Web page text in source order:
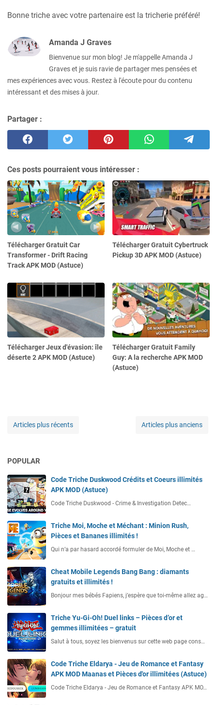
Bonne triche avec votre partenaire est la tricherie préféré!
Amanda J Graves
Bienvenue sur mon blog! Je m'appelle Amanda J
Graves et je suis ravie de partager mes pensées et
mes expériences avec vous. Restez à l'écoute pour du contenu
intéressant et des mises à jour.
Partager :
Ces posts pourraient vous intéresser :
Télécharger Gratuit Car
Transformer - Drift Racing
Track APK MOD (Astuce)
Télécharger Gratuit Cybertruck
Pickup 3D APK MOD (Astuce)
Télécharger Jeux d'évasion: île
déserte 2 APK MOD (Astuce)
Télécharger Gratuit Family
Guy: A la recherche APK MOD
(Astuce)
Articles plus récents Articles plus anciens
POPULAR
Code Triche Duskwood Crédits et Coeurs illimités
APK MOD (Astuce)
Code Triche Duskwood - Crime & Investigation Detec…
Triche Moi, Moche et Méchant : Minion Rush,
Pièces et Bananes illimités !
Qui n’a par hasard accordé formuler de Moi, Moche et …
Cheat Mobile Legends Bang Bang : diamants
gratuits et illimités !
Bonjour mes bébés Fapiens, j’espère que toi-même allez ag…
Triche Yu-Gi-Oh! Duel links – Pièces d’or et
gemmes illimitées – gratuit
Salut à tous, soyez les bienvenus sur cette web page cons…
Code Triche Eldarya - Jeu de Romance et Fantasy
APK MOD Maanas et Pièces d'or illimitées (Astuce)
Code Triche Eldarya - Jeu de Romance et Fantasy APK MO…